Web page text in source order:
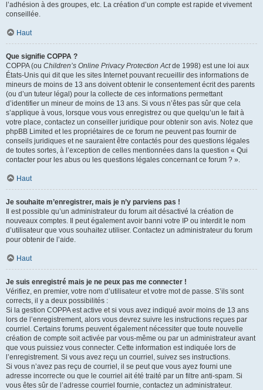
l’adhésion à des groupes, etc. La création d’un compte est rapide et vivement
conseillée.
Haut
Que signifie COPPA ?
COPPA (ou Children’s Online Privacy Protection Actde 1998) est une loi aux
États-Unis qui dit que les sites Internet pouvant recueillir des informations de
mineurs de moins de 13 ans doivent obtenir le consentement écrit des parents
(ou d’un tuteur légal) pour la collecte de ces informations permettant
d’identifier un mineur de moins de 13 ans. Si vous n’êtes pas sûr que cela
s’applique à vous, lorsque vous vous enregistrez ou que quelqu’un le fait à
votre place, contactez un conseiller juridique pour obtenir son avis. Notez que
phpBB Limited et les propriétaires de ce forum ne peuvent pas fournir de
conseils juridiques et ne sauraient être contactés pour des questions légales
de toutes sortes, à l’exception de celles mentionnées dans la question « Qui
contacter pour les abus ou les questions légales concernant ce forum ? ».
Haut
Je souhaite m’enregistrer, mais je n’y parviens pas !
Il est possible qu’un administrateur du forum ait désactivé la création de
nouveaux comptes. Il peut également avoir banni votre IP ou interdit le nom
d’utilisateur que vous souhaitez utiliser. Contactez un administrateur du forum
pour obtenir de l’aide.
Haut
Je suis enregistré mais je ne peux pas me connecter !
Vérifiez, en premier, votre nom d’utilisateur et votre mot de passe. S’ils sont
corrects, il y a deux possibilités :
Si la gestion COPPA est active et si vous avez indiqué avoir moins de 13 ans
lors de l’enregistrement, alors vous devrez suivre les instructions reçues par
courriel. Certains forums peuvent également nécessiter que toute nouvelle
création de compte soit activée par vous-même ou par un administrateur avant
que vous puissiez vous connecter. Cette information est indiquée lors de
l’enregistrement. Si vous avez reçu un courriel, suivez ses instructions.
Si vous n’avez pas reçu de courriel, il se peut que vous ayez fourni une
adresse incorrecte ou que le courriel ait été traité par un filtre anti-spam. Si
vous êtes sûr de l’adresse courriel fournie, contactez un administrateur.